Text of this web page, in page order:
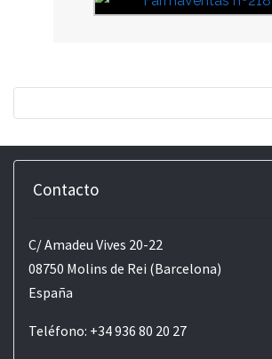
Contacto
C/ Amadeu Vives 20-22
08750 Molins de Rei (Barcelona)
España
Teléfono: +34 936 80 20 27